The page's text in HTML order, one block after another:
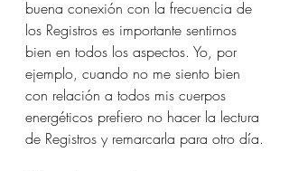
buena conexión con la frecuencia de
los Registros es importante sentirnos
bien en todos los aspectos. Yo, por
ejemplo, cuando no me siento bien
con relación a todos mis cuerpos
energéticos prefiero no hacer la lectura
de Registros y remarcarla para otro día.